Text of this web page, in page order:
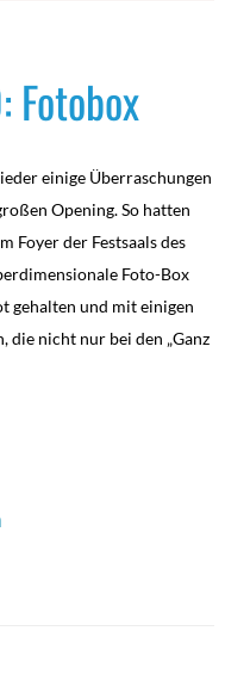
einige Überraschungen
Opening. So hatten
Foyer der Festsaals des
Foto-Box
gehalten und mit einigen
die nicht nur bei den „Ganz